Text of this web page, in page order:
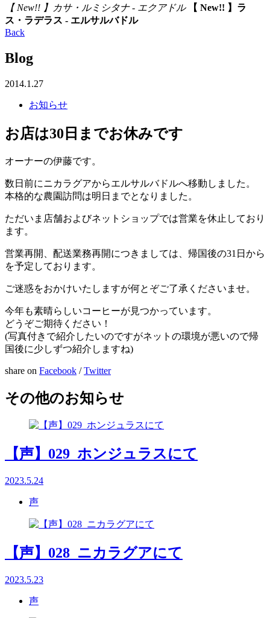
【 New!! 】カサ・ルミシタナ - エクアドル
【 New!! 】ラ
ス・ラデラス - エルサルバドル
Back
Blog
2014.1.27
お知らせ
お店は30日までお休みです
オーナーの伊藤です。
数日前にニカラグアからエルサルバドルへ移動しました。
本格的な農園訪問は明日までとなりました。
ただいま店舗およびネットショップでは営業を休止しており
ます。
営業再開、配送業務再開につきましては、帰国後の31日から
を予定しております。
ご迷惑をおかけいたしますが何とぞご了承くださいませ。
今年も素晴らしいコーヒーが見つかっています。
どうぞご期待ください！
(写真付きで紹介したいのですがネットの環境が悪いので帰
国後に少しずつ紹介しますね)
share on Facebook /Twitter
その他のお知らせ
【声】029_ホンジュラスにて
2023.5.24
声
【声】028_ニカラグアにて
2023.5.23
声